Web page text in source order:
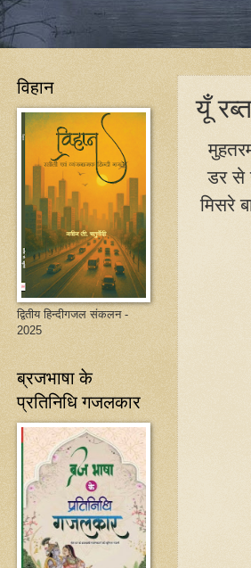
यूँ
डर से
मिसरे
विहान
द्वितीय हिन्दीगजल संकलन -
2025
ब्रजभाषा के
प्रतिनिधि गजलकार